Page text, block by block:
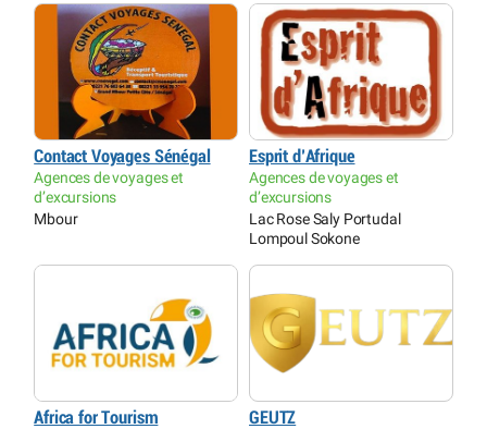
Contact Voyages Sénégal
Agences de voyages et
d’excursions
Mbour
Esprit d’Afrique
Agences de voyages et
d’excursions
Lac Rose Saly Portudal
Lompoul Sokone
Africa for Tourism GEUTZ